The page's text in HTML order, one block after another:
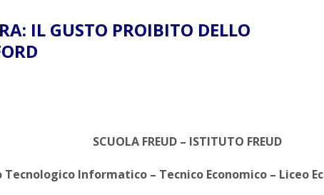
IL GUSTO PROIBITO DELLO
SCUOLA FREUD – ISTITUTO FREUD
Tecnologico Informatico – Tecnico Economico – Liceo